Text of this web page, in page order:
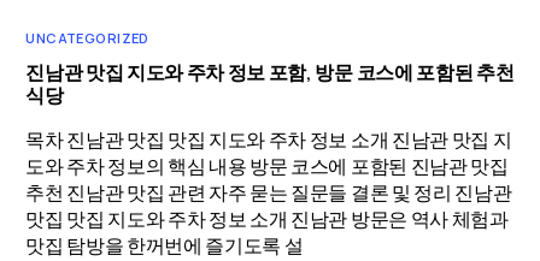
UNCATEGORIZED
진남관 맛집 지도와 주차 정보 포함, 방문 코스에 포함된 추천
식당
목차 진남관 맛집 맛집 지도와 주차 정보 소개 진남관 맛집 지
도와 주차 정보의 핵심 내용 방문 코스에 포함된 진남관 맛집
추천 진남관 맛집 관련 자주 묻는 질문들 결론 및 정리 진남관
맛집 맛집 지도와 주차 정보 소개 진남관 방문은 역사 체험과
맛집 탐방을 한꺼번에 즐기도록 설